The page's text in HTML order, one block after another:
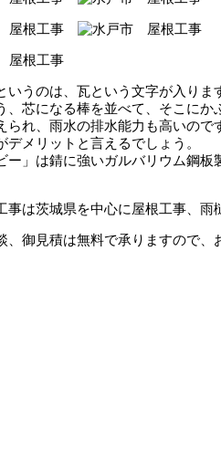
いうのは、瓦という文字が入りま
、芯になる棒を並べて、そこにか
られ、雨水の排水能力も高いの
デメリットと言えるでしょう。
ー」は錆に強いガルバリウム鋼
事は茨城県を中心に屋根工事、雨
、御見積は無料で承りますので、